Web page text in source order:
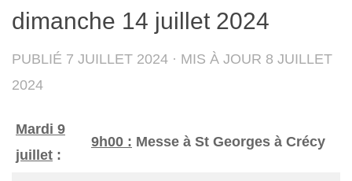
dimanche 14 juillet 2024
PUBLIÉ 7 JUILLET 2024 · MIS À JOUR 8 JUILLET
2024
Mardi 9
juillet :
9h00 : Messe à St Georges à Crécy